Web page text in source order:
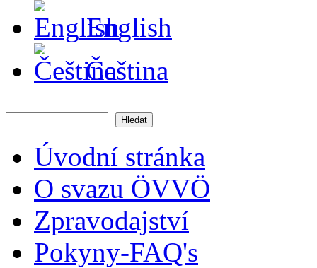
English
Čeština
Úvodní stránka
O svazu ÖVVÖ
Zpravodajství
Pokyny-FAQ's